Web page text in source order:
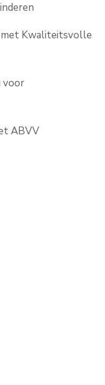
Kwaliteitsvolle
voor
ABVV